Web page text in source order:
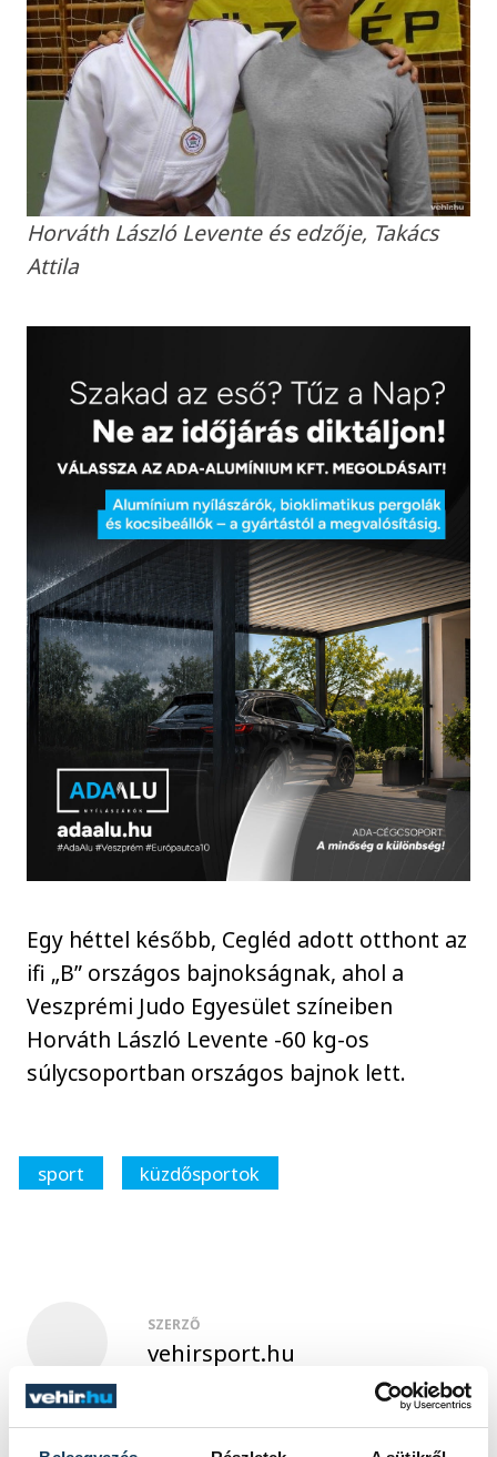
Horváth László Levente és edzője, Takács
Attila
Egy héttel később, Cegléd adott otthont az
ifi „B” országos bajnokságnak, ahol a
Veszprémi Judo Egyesület színeiben
Horváth László Levente -60 kg-os
súlycsoportban országos bajnok lett.
sport küzdősportok
SZERZŐ
vehirsport.hu